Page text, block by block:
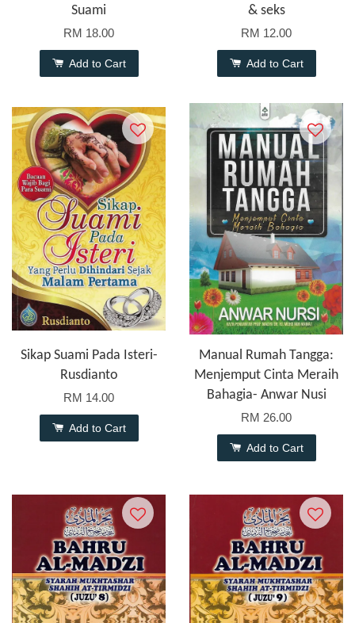
Suami
RM 18.00
Add to Cart
& seks
RM 12.00
Add to Cart
Sikap Suami Pada Isteri-
Rusdianto
RM 14.00
Add to Cart
Manual Rumah Tangga:
Menjemput Cinta Meraih
Bahagia- Anwar Nusi
RM 26.00
Add to Cart